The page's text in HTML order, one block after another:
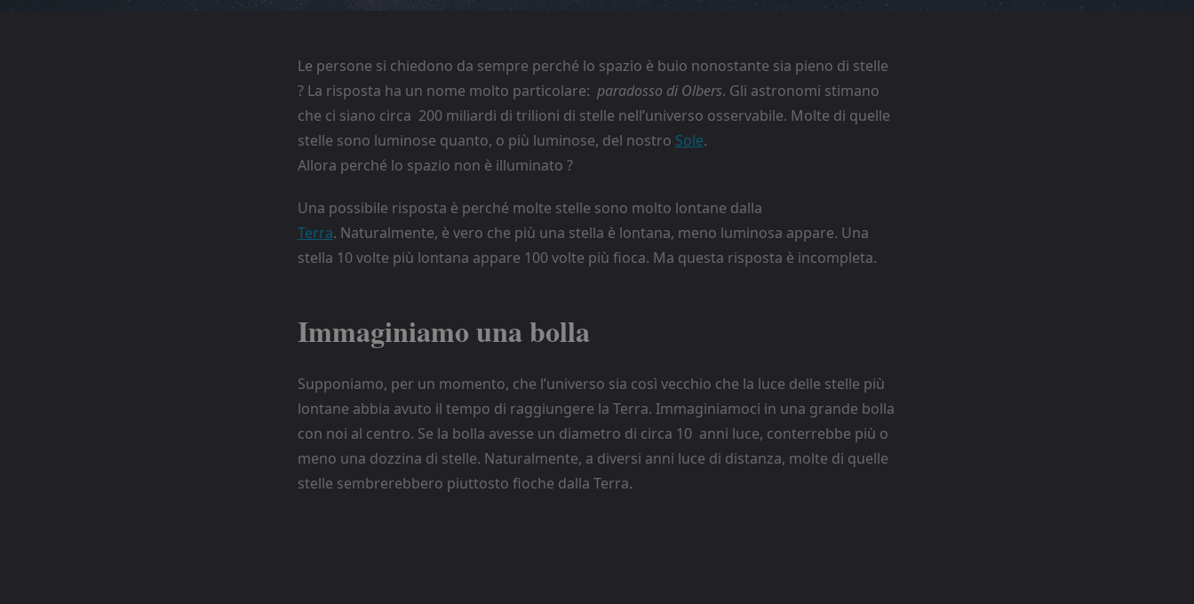
Le persone si chiedono da sempre perché lo spazio è buio nonostante sia pieno di stelle
? La risposta ha un nome molto particolare: paradosso di Olbers. Gli astronomi stimano
che ci siano circa 200 miliardi di trilioni di stelle nell’universo osservabile. Molte di quelle
stelle sono luminose quanto, o più luminose, del nostro Sole.
Allora perché lo spazio non è illuminato ?
Una possibile risposta è perché molte stelle sono molto lontane dalla
Terra. Naturalmente, è vero che più una stella è lontana, meno luminosa appare. Una
stella 10 volte più lontana appare 100 volte più fioca. Ma questa risposta è incompleta.
Immaginiamo una bolla
Supponiamo, per un momento, che l’universo sia così vecchio che la luce delle stelle più
lontane abbia avuto il tempo di raggiungere la Terra. Immaginiamoci in una grande bolla
con noi al centro. Se la bolla avesse un diametro di circa 10 anni luce, conterrebbe più o
meno una dozzina di stelle. Naturalmente, a diversi anni luce di distanza, molte di quelle
stelle sembrerebbero piuttosto fioche dalla Terra.